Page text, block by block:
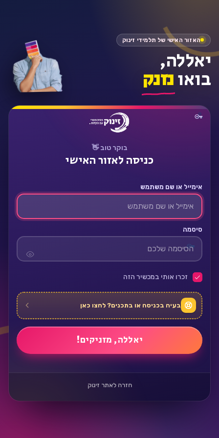
בוקר טוב 👋
כניסה לאזור האישי
אימייל או שם משתמש
סיסמה
זכרו אותי במכשיר הזה
בעיה בכניסה או בתכנים? לחצו כאן
חזרה לאתר זינוק
האזור האישי של תלמידי זינוק
יאללה,
בואונזנק